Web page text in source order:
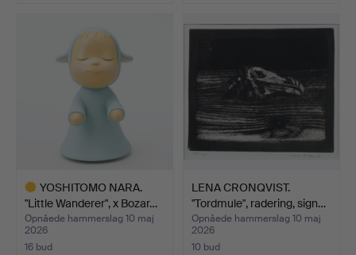
YOSHITOMO NARA.
"Little Wanderer", x Bozar…
Opnåede hammerslag 10 maj
2026
16 bud
LENA CRONQVIST.
"Tordmule", radering, sign…
Opnåede hammerslag 10 maj
2026
10 bud